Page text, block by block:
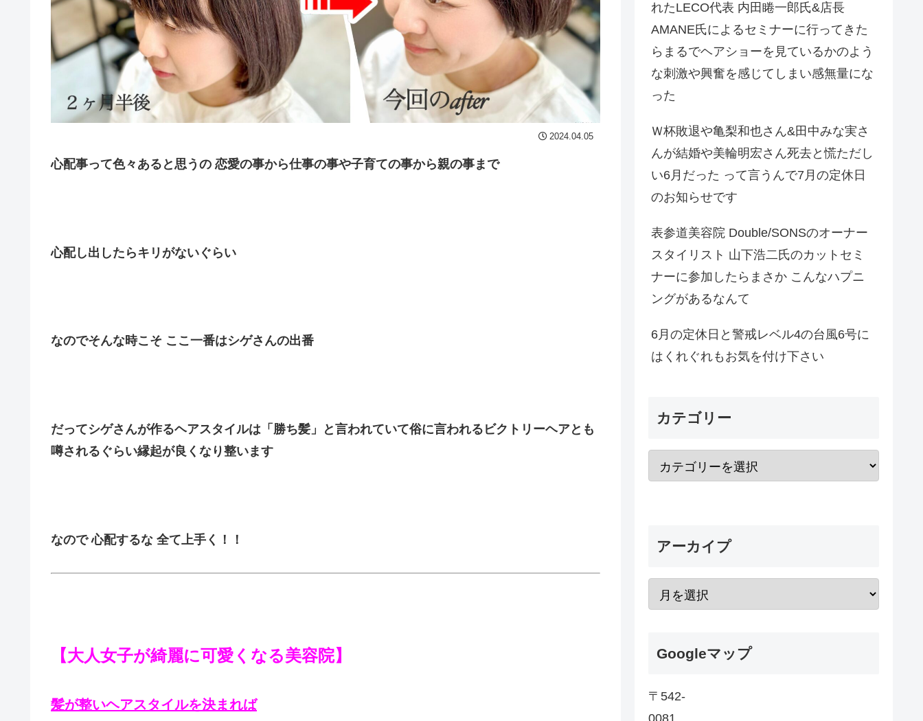
2024.04.05
心配事って色々あると思うの 恋愛の事から仕事の事や子育ての事から親の事まで
心配し出したらキリがないぐらい
なのでそんな時こそ ここ一番はシゲさんの出番
だってシゲさんが作るヘアスタイルは「勝ち髪」と言われていて俗に言われるビクトリーヘアとも
噂されるぐらい縁起が良くなり整います
なので 心配するな 全て上手く！！
【大人女子が綺麗に可愛くなる美容院】
髪が整いヘアスタイルを決まれば
れたLECO代表 内田睠一郎氏&店長
AMANE氏によるセミナーに行ってきた
らまるでヘアショーを見ているかのよう
な刺激や興奮を感じてしまい感無量にな
った
Ｗ杯敗退や亀梨和也さん&田中みな実さ
んが結婚や美輪明宏さん死去と慌ただし
い6月だった って言うんで7月の定休日
のお知らせです
表参道美容院 Double/SONSのオーナー
スタイリスト 山下浩二氏のカットセミ
ナーに参加したらまさか こんなハプニ
ングがあるなんて
6月の定休日と警戒レベル4の台風6号に
はくれぐれもお気を付け下さい
カテゴリー
アーカイプ
Googleマップ
〒542-
0081